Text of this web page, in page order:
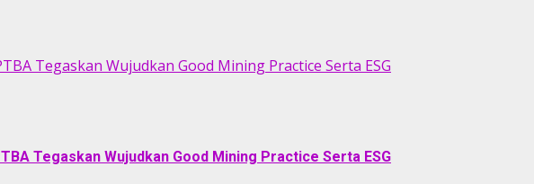
Tegaskan Wujudkan Good Mining Practice Serta ESG
Tegaskan Wujudkan Good Mining Practice Serta ESG